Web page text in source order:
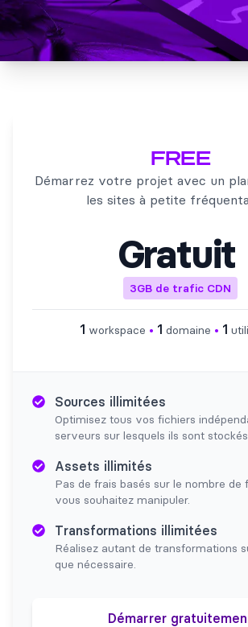
FREE
Démarrez votre projet avec un
les sites à petite
Gratuit
3GB de trafic CDN
1 workspace • 1 domaine • 1
Sources illimitées
Optimisez tous vos fichiers
serveurs sur lesquels ils sont
Assets illimités
Pas de frais basés sur le nombre de
vous souhaitez manipuler.
Transformations illimitées
Réalisez autant de transformations
que nécessaire.
Démarrer